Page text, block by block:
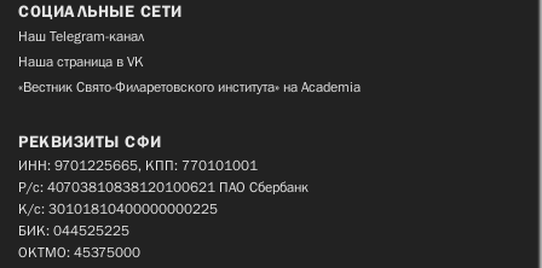
СОЦИАЛЬНЫЕ СЕТИ
Наш Telegram-канал
Наша страница в VK
«Вестник Свято-Филаретовского института» на Academia
РЕКВИЗИТЫ СФИ
ИНН: 9701225665, КПП: 770101001
Р/с: 40703810838120100621 ПАО Сбербанк
К/с: 30101810400000000225
БИК: 044525225
ОКТМО: 45375000